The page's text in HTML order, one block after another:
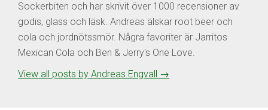
Sockerbiten och har skrivit över 1000 recensioner av
godis, glass och läsk. Andreas älskar root beer och
cola och jordnötssmör. Några favoriter är Jarritos
Mexican Cola och Ben & Jerry's One Love.
View all posts by Andreas Engvall
→